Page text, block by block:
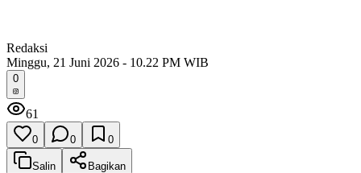
Redaksi
Minggu, 21 Juni 2026 - 10.22 PM WIB
0
61
0 0 0
Salin
Bagikan